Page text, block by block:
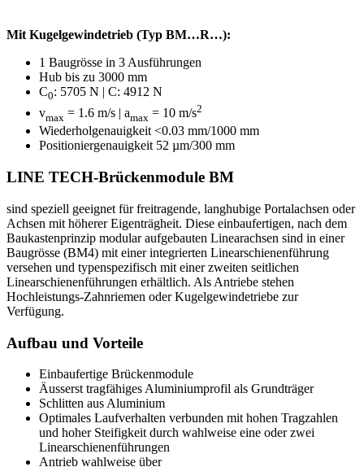
Mit Kugelgewindetrieb (Typ BM…R…):
1 Baugrösse in 3 Ausführungen
Hub bis zu 3000 mm
C0: 5705 N | C: 4912 N
vmax = 1.6 m/s | amax = 10 m/s2
Wiederholgenauigkeit <0.03 mm/1000 mm
Positioniergenauigkeit 52 µm/300 mm
LINE TECH-Brückenmodule BM
sind speziell geeignet für freitragende, langhubige Portalachsen oder
Achsen mit höherer Eigenträgheit. Diese einbaufertigen, nach dem
Baukastenprinzip modular aufgebauten Linearachsen sind in einer
Baugrösse (BM4) mit einer integrierten Linearschienenführung
versehen und typenspezifisch mit einer zweiten seitlichen
Linearschienenführungen erhältlich. Als Antriebe stehen
Hochleistungs-Zahnriemen oder Kugelgewindetriebe zur
Verfügung.
Aufbau und Vorteile
Einbaufertige Brückenmodule
Äusserst tragfähiges Aluminiumprofil als Grundträger
Schlitten aus Aluminium
Optimales Laufverhalten verbunden mit hohen Tragzahlen
und hoher Steifigkeit durch wahlweise eine oder zwei
Linearschienenführungen
Antrieb wahlweise über